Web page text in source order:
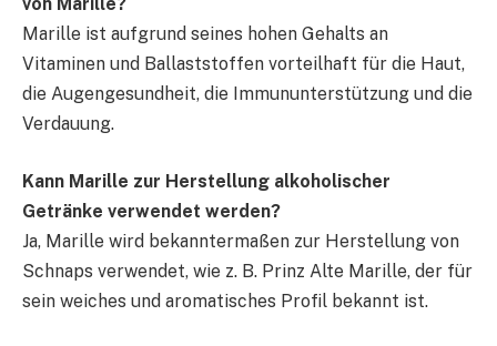
von Marille?
Marille ist aufgrund seines hohen Gehalts an
Vitaminen und Ballaststoffen vorteilhaft für die Haut,
die Augengesundheit, die Immununterstützung und die
Verdauung.
Kann Marille zur Herstellung alkoholischer
Getränke verwendet werden?
Ja, Marille wird bekanntermaßen zur Herstellung von
Schnaps verwendet, wie z. B. Prinz Alte Marille, der für
sein weiches und aromatisches Profil bekannt ist.